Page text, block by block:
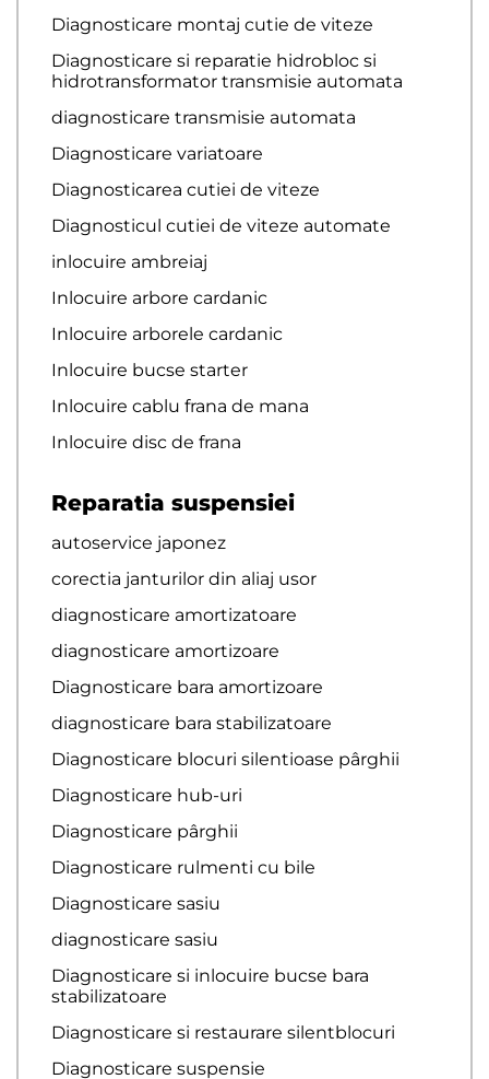
Diagnosticare montaj cutie de viteze
Diagnosticare si reparatie hidrobloc si
hidrotransformator transmisie automata
diagnosticare transmisie automata
Diagnosticare variatoare
Diagnosticarea cutiei de viteze
Diagnosticul cutiei de viteze automate
inlocuire ambreiaj
Inlocuire arbore cardanic
Inlocuire arborele cardanic
Inlocuire bucse starter
Inlocuire cablu frana de mana
Inlocuire disc de frana
Reparatia suspensiei
autoservice japonez
corectia janturilor din aliaj usor
diagnosticare amortizatoare
diagnosticare amortizoare
Diagnosticare bara amortizoare
diagnosticare bara stabilizatoare
Diagnosticare blocuri silentioase pârghii
Diagnosticare hub-uri
Diagnosticare pârghii
Diagnosticare rulmenti cu bile
Diagnosticare sasiu
diagnosticare sasiu
Diagnosticare si inlocuire bucse bara
stabilizatoare
Diagnosticare si restaurare silentblocuri
Diagnosticare suspensie